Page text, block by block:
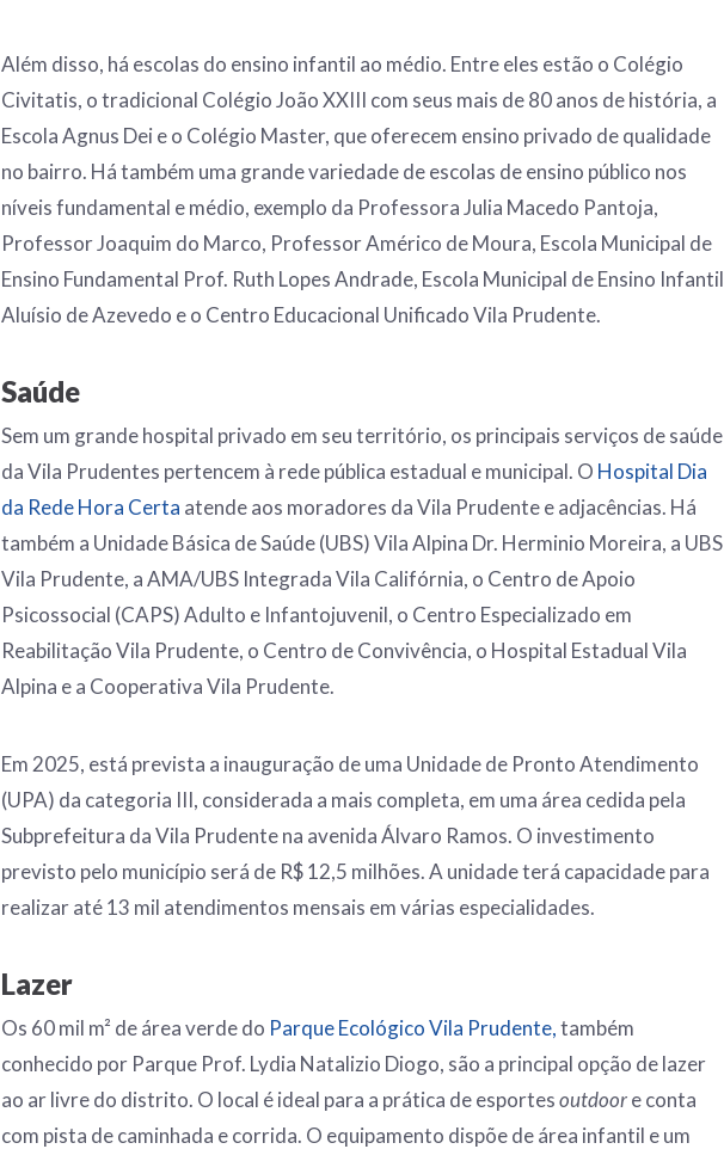
Além disso, há escolas do ensino infantil ao médio. Entre eles estão o Colégio
Civitatis, o tradicional Colégio João XXIII com seus mais de 80 anos de história, a
Escola Agnus Dei e o Colégio Master, que oferecem ensino privado de qualidade
no bairro. Há também uma grande variedade de escolas de ensino público nos
níveis fundamental e médio, exemplo da Professora Julia Macedo Pantoja,
Professor Joaquim do Marco, Professor Américo de Moura, Escola Municipal de
Ensino Fundamental Prof. Ruth Lopes Andrade, Escola Municipal de Ensino Infantil
Aluísio de Azevedo e o Centro Educacional Unificado Vila Prudente.
Saúde
Sem um grande hospital privado em seu território, os principais serviços de saúde
da Vila Prudentes pertencem à rede pública estadual e municipal. O Hospital Dia
da Rede Hora Certa atende aos moradores da Vila Prudente e adjacências. Há
também a Unidade Básica de Saúde (UBS) Vila Alpina Dr. Herminio Moreira, a UBS
Vila Prudente, a AMA/UBS Integrada Vila Califórnia, o Centro de Apoio
Psicossocial (CAPS) Adulto e Infantojuvenil, o Centro Especializado em
Reabilitação Vila Prudente, o Centro de Convivência, o Hospital Estadual Vila
Alpina e a Cooperativa Vila Prudente.
Em 2025, está prevista a inauguração de uma Unidade de Pronto Atendimento
(UPA) da categoria III, considerada a mais completa, em uma área cedida pela
Subprefeitura da Vila Prudente na avenida Álvaro Ramos. O investimento
previsto pelo município será de R$ 12,5 milhões. A unidade terá capacidade para
realizar até 13 mil atendimentos mensais em várias especialidades.
Lazer
Os 60 mil m² de área verde do Parque Ecológico Vila Prudente,também
conhecido por Parque Prof. Lydia Natalizio Diogo, são a principal opção de lazer
ao ar livre do distrito. O local é ideal para a prática de esportesoutdoore conta
com pista de caminhada e corrida. O equipamento dispõe de área infantil e um